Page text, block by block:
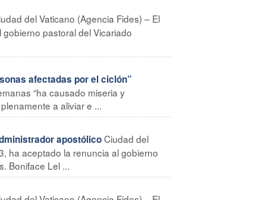
del Vaticano (Agencia Fides) – El
pastoral del Vicariado
afectadas por el ciclón”
“ha causado miseria y
a aliviar e ...
apostólicoCiudad del
ha aceptado la renuncia al gobierno
Boniface Lel ...